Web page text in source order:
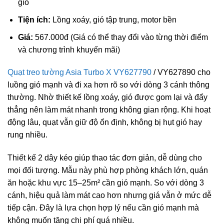
gió
Tiện ích: Lồng xoáy, gió tập trung, motor bền
Giá: 567.000đ (Giá có thể thay đổi vào từng thời điểm
và chương trình khuyến mãi)
Quạt treo tường Asia Turbo X VY627790 /VY627890 cho
luồng gió mạnh và đi xa hơn rõ so với dòng 3 cánh thông
thường. Nhờ thiết kế lồng xoáy, gió được gom lại và đẩy
thẳng nên làm mát nhanh trong không gian rộng. Khi hoạt
động lâu, quạt vẫn giữ độ ổn định, không bị hụt gió hay
rung nhiều.
Thiết kế 2 dây kéo giúp thao tác đơn giản, dễ dùng cho
mọi đối tượng. Mẫu này phù hợp phòng khách lớn, quán
ăn hoặc khu vực 15–25m² cần gió mạnh. So với dòng 3
cánh, hiệu quả làm mát cao hơn nhưng giá vẫn ở mức dễ
tiếp cận. Đây là lựa chọn hợp lý nếu cần gió mạnh mà
không muốn tăng chi phí quá nhiều.